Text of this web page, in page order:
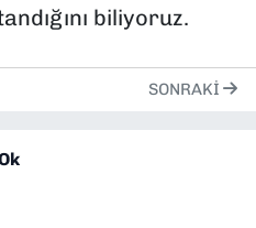
biliyoruz.
SONRAKI